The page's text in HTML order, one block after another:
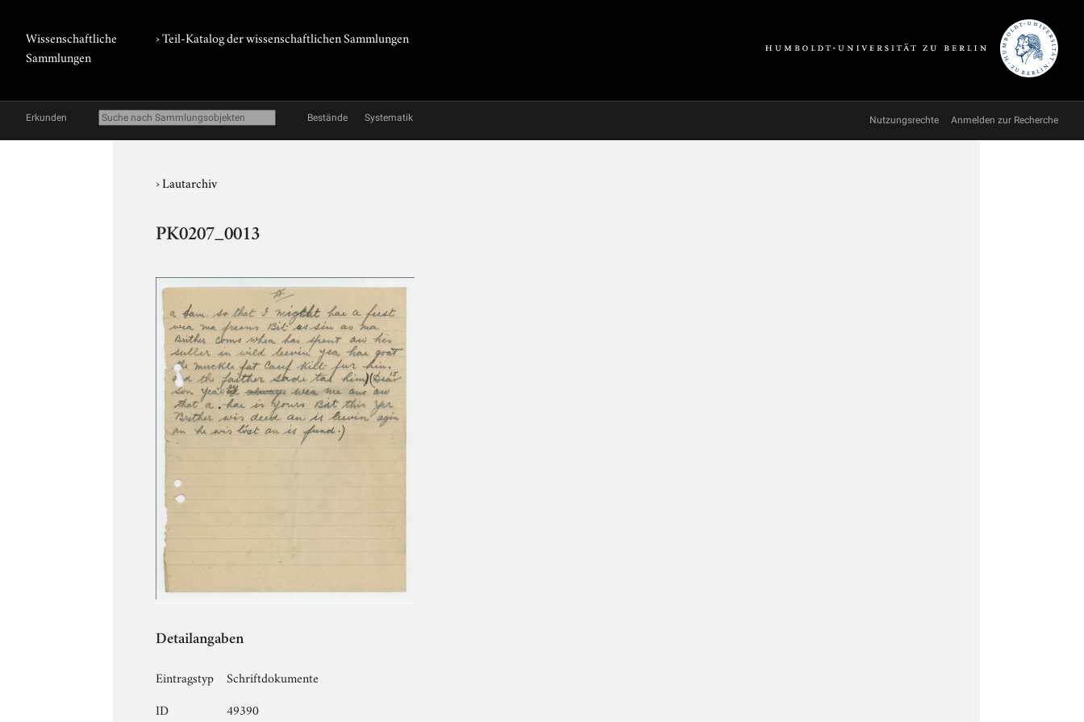
Wissenschaftliche
Sammlungen
› Teil-Katalog der wissenschaftlichen Sammlungen
Erkunden Bestände Systematik Nutzungsrechte Anmelden zur Recherche
›Lautarchiv
PK0207_0013
Detailangaben
Eintragstyp
Schriftdokumente
ID
49390